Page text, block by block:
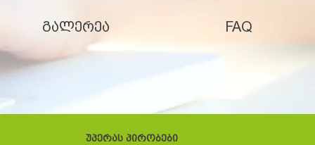
გალერეა FAQ
უპერას პირობები